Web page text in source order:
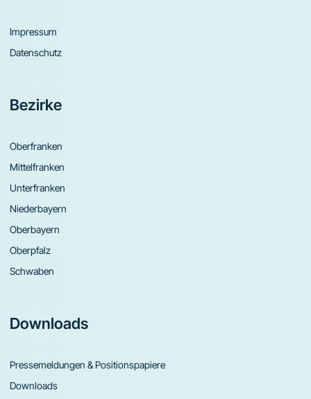
Impressum
Datenschutz
Bezirke
Oberfranken
Mittelfranken
Unterfranken
Niederbayern
Oberbayern
Oberpfalz
Schwaben
Downloads
Pressemeldungen & Positionspapiere
Downloads